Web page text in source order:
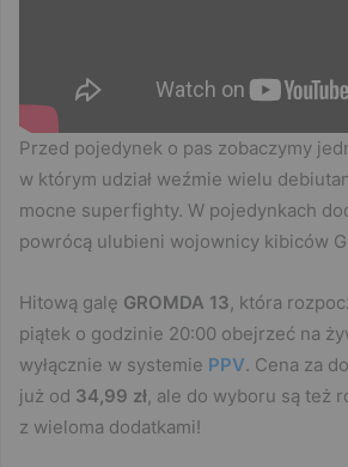
Przed pojedynek o pas zobaczymy
w którym udział weźmie wielu
mocne superfighty. W pojedynkach
powrócą ulubieni wojownicy kibiców
Hitową galę GROMDA 13, która
piątek o godzinie 20:00 obejrzeć na
wyłącznie w systemie PPV. Cena za
już od 34,99 zł, ale do wyboru są też
z wieloma dodatkami!